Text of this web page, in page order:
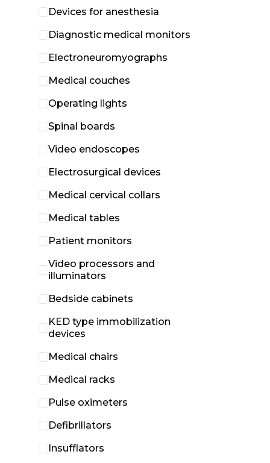
Devices for anesthesia
Diagnostic medical monitors
Electroneuromyographs
Medical couches
Operating lights
Spinal boards
Video endoscopes
Electrosurgical devices
Medical cervical collars
Medical tables
Patient monitors
Video processors and
illuminators
Bedside cabinets
KED type immobilization
devices
Medical chairs
Medical racks
Pulse oximeters
Defibrillators
Insufflators